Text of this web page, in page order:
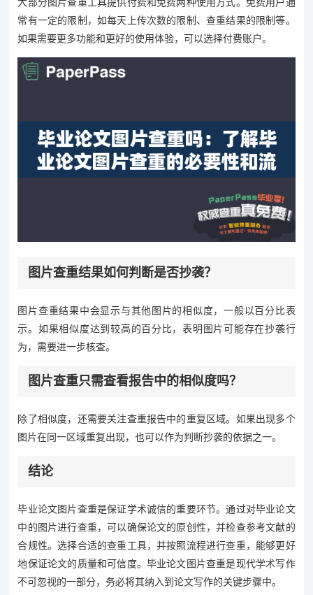
大部分图片查重工具提供付费和免费两种使用方式。免费用户通
常有一定的限制，如每天上传次数的限制、查重结果的限制等。
如果需要更多功能和更好的使用体验，可以选择付费账户。
图片查重结果如何判断是否抄袭？
图片查重结果中会显示与其他图片的相似度，一般以百分比表
示。如果相似度达到较高的百分比，表明图片可能存在抄袭行
为，需要进一步核查。
图片查重只需查看报告中的相似度吗？
除了相似度，还需要关注查重报告中的重复区域。如果出现多个
图片在同一区域重复出现，也可以作为判断抄袭的依据之一。
结论
毕业论文图片查重是保证学术诚信的重要环节。通过对毕业论文
中的图片进行查重，可以确保论文的原创性，并检查参考文献的
合规性。选择合适的查重工具，并按照流程进行查重，能够更好
地保证论文的质量和可信度。毕业论文图片查重是现代学术写作
不可忽视的一部分，务必将其纳入到论文写作的关键步骤中。